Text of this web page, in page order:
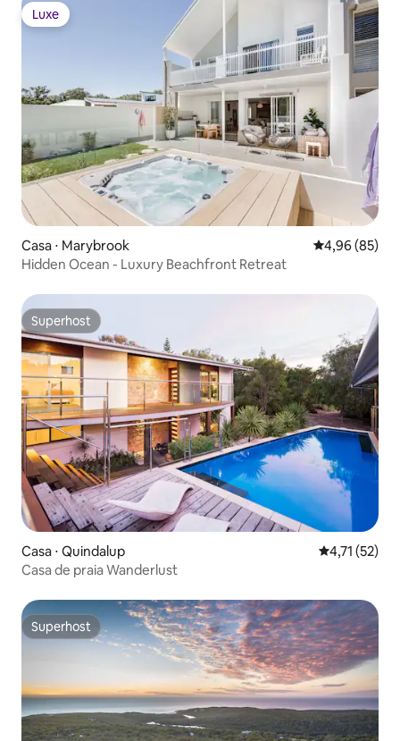
Luxe
Luxe
Casa ⋅ Marybrook 4,96 de uma
4,96 (85)
Hidden Ocean - Luxury Beachfront Retreat
Superhost
Superhost
Casa ⋅ Quindalup 4,71 de uma
4,71 (52)
Casa de praia Wanderlust
Superhost
Superhost